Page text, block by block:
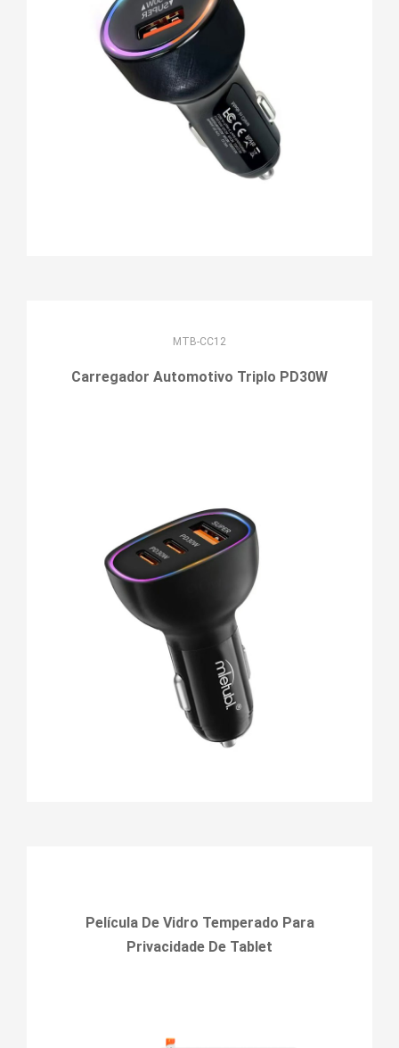
MTB-CC12
Carregador Automotivo Triplo PD30W
Película De Vidro Temperado Para
Privacidade De Tablet